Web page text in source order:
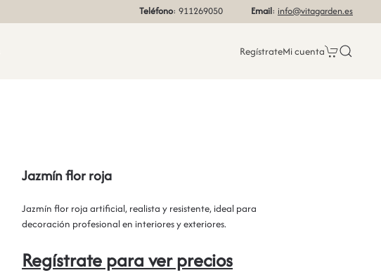
Teléfono: 911269050 Email: info@vitagarden.es
RegístrateMi cuenta
Jazmín flor roja
Jazmín flor roja artificial, realista y resistente, ideal para
decoración profesional en interiores y exteriores.
Regístrate para ver precios